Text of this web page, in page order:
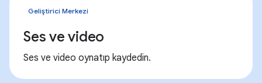
Geliştirici Merkezi
Ses ve video
Ses ve video oynatıp kaydedin.